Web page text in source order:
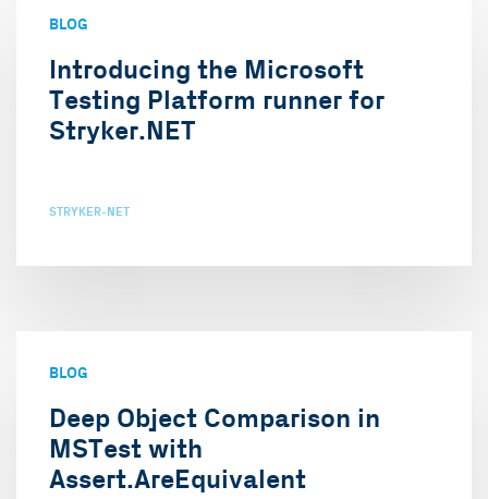
BLOG
Introducing the Microsoft
Testing Platform runner for
Stryker.NET
STRYKER-NET
BLOG
Deep Object Comparison in
MSTest with
Assert.AreEquivalent